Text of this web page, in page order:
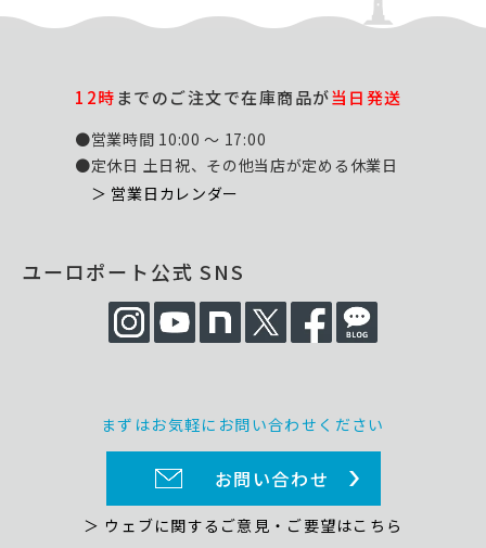
12時までのご注文で在庫商品が当日発送
●営業時間 10:00 ～ 17:00
●定休日 土日祝、その他当店が定める休業日
＞ 営業日カレンダー
ユーロポート公式 SNS
まずはお気軽にお問い合わせください
お問い合わせ
＞ ウェブに関するご意見・ご要望はこちら